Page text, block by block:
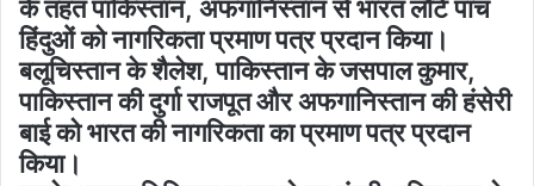
के तहत पाकिस्तान, अफगानिस्तान से भारत लौटे पांच
हिंदुओं को नागरिकता प्रमाण पत्र प्रदान किया।
बलूचिस्तान के शैलेश, पाकिस्तान के जसपाल कुमार,
पाकिस्तान की दुर्गा राजपूत और अफगानिस्तान की हंसेरी
बाई को भारत की नागरिकता का प्रमाण पत्र प्रदान
किया।